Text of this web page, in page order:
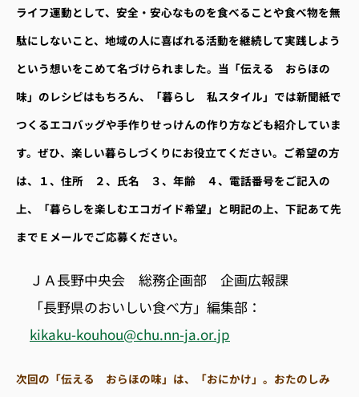
ライフ運動として、安全・安心なものを食べることや食べ物を無
駄にしないこと、地域の人に喜ばれる活動を継続して実践しよう
という想いをこめて名づけられました。当「伝える おらほの
味」のレシピはもちろん、「暮らし 私スタイル」では新聞紙で
つくるエコバッグや手作りせっけんの作り方なども紹介していま
す。ぜひ、楽しい暮らしづくりにお役立てください。ご希望の方
は、１、住所 ２、氏名 ３、年齢 ４、電話番号をご記入の
上、「暮らしを楽しむエコガイド希望」と明記の上、下記あて先
までＥメールでご応募ください。
ＪＡ長野中央会 総務企画部 企画広報課
「長野県のおいしい食べ方」編集部：
kikaku-kouhou@chu.nn-ja.or.jp
次回の「伝える おらほの味」は、「おにかけ」。おたのしみ